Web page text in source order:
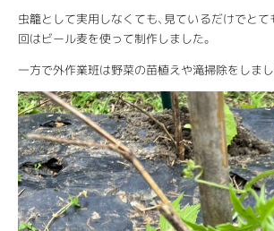
虫籠として実用しなくても、見ているだけでと
回はビール麦を使って制作しました。
一方で外作業班は野菜の苗植えや滝掃除をしまし